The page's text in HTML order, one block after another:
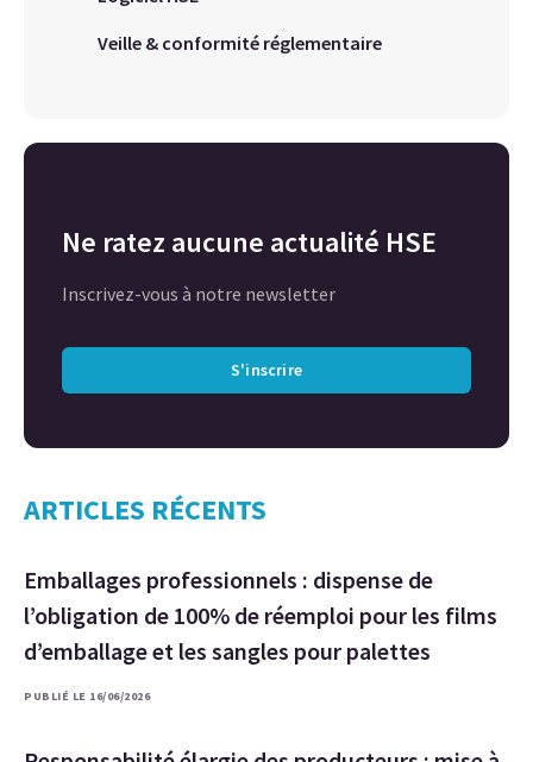
Veille & conformité réglementaire
Ne ratez aucune actualité HSE
Inscrivez-vous à notre newsletter
S'inscrire
ARTICLES RÉCENTS
Emballages professionnels : dispense de
l’obligation de 100% de réemploi pour les films
d’emballage et les sangles pour palettes
PUBLIÉ LE 16/06/2026